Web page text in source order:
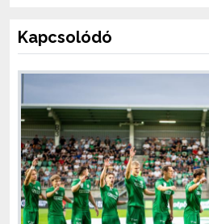
Kapcsolódó